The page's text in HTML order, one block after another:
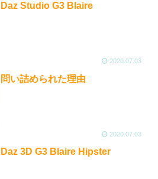
Daz Studio G3 Blaire
2020.07.03
問い詰められた理由
2020.07.03
Daz 3D G3 Blaire Hipster